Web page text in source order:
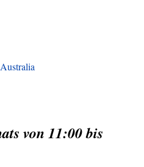
von 11:00 bis